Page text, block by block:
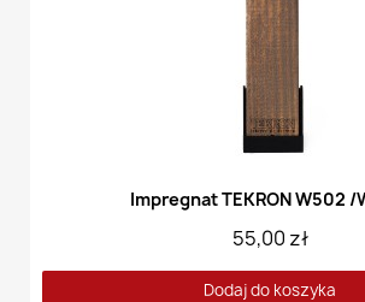
Impregnat TEKRON W502 /
55,00 zł
Dodaj do koszyka